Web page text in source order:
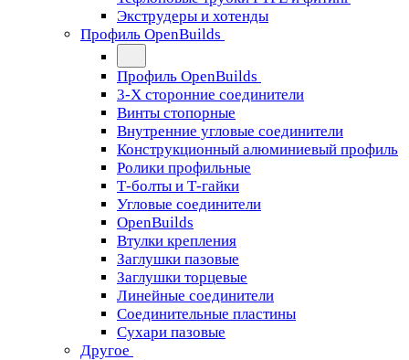
Экструдеры и хотенды
Профиль OpenBuilds
Профиль OpenBuilds
3-Х сторонние соединители
Винты стопорные
Внутренние угловые соединители
Конструкционный алюминиевый профиль
Ролики профильные
Т-болты и Т-гайки
Угловые соединители
OpenBuilds
Втулки крепления
Заглушки пазовые
Заглушки торцевые
Линейные соединители
Соединительные пластины
Сухари пазовые
Другое